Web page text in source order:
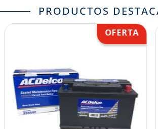
PRODUCTOS